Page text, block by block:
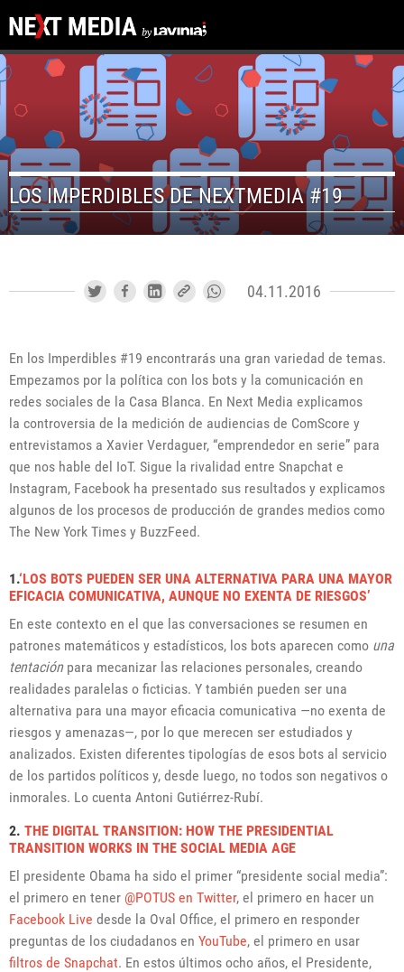
LOS IMPERDIBLES DE NEXTMEDIA #19
04.11.2016
En los Imperdibles #19 encontrarás una gran variedad de temas.
Empezamos por la política con los bots y la comunicación en
redes sociales de la Casa Blanca. En Next Media explicamos
la controversia de la medición de audiencias de ComScore y
entrevistamos a Xavier Verdaguer, “emprendedor en serie” para
que nos hable del IoT. Sigue la rivalidad entre Snapchat e
Instagram, Facebook ha presentado sus resultados y explicamos
algunos de los procesos de producción de grandes medios como
The New York Times y BuzzFeed.
1.‘LOS BOTS PUEDEN SER UNA ALTERNATIVA PARA UNA MAYOR
EFICACIA COMUNICATIVA, AUNQUE NO EXENTA DE RIESGOS’
En este contexto en el que las conversaciones se resumen en
patrones matemáticos y estadísticos, los bots aparecen como una
tentación para mecanizar las relaciones personales, creando
realidades paralelas o ficticias. Y también pueden ser una
alternativa para una mayor eficacia comunicativa —no exenta de
riesgos y amenazas—, por lo que merecen ser estudiados y
analizados. Existen diferentes tipologías de esos bots al servicio
de los partidos políticos y, desde luego, no todos son negativos o
inmorales. Lo cuenta Antoni Gutiérrez-Rubí.
2. THE DIGITAL TRANSITION: HOW THE PRESIDENTIAL
TRANSITION WORKS IN THE SOCIAL MEDIA AGE
El presidente Obama ha sido el primer “presidente social media”:
el primero en tener @POTUS en Twitter, el primero en hacer un
Facebook Live desde la Oval Office, el primero en responder
preguntas de los ciudadanos en YouTube, el primero en usar
filtros de Snapchat. En estos últimos ocho años, el Presidente,